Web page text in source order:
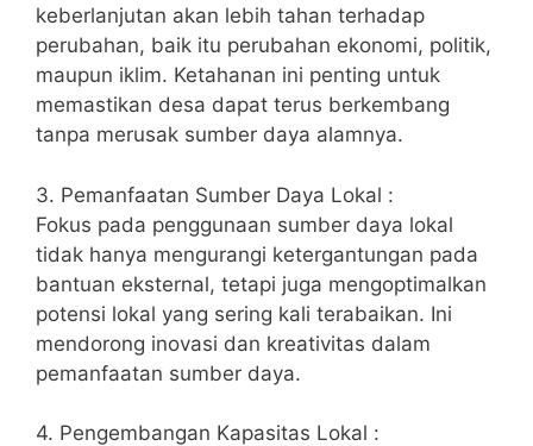
keberlanjutan akan lebih tahan terhadap
perubahan, baik itu perubahan ekonomi, politik,
maupun iklim. Ketahanan ini penting untuk
memastikan desa dapat terus berkembang
tanpa merusak sumber daya alamnya.
3. Pemanfaatan Sumber Daya Lokal :
Fokus pada penggunaan sumber daya lokal
tidak hanya mengurangi ketergantungan pada
bantuan eksternal, tetapi juga mengoptimalkan
potensi lokal yang sering kali terabaikan. Ini
mendorong inovasi dan kreativitas dalam
pemanfaatan sumber daya.
4. Pengembangan Kapasitas Lokal :